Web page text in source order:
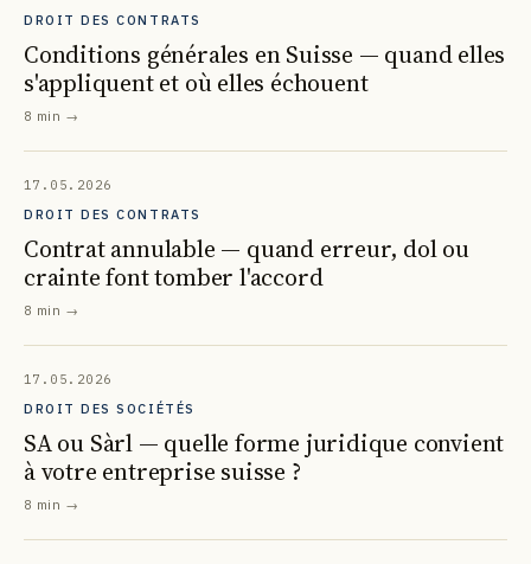
DROIT DES CONTRATS
Conditions générales en Suisse — quand elles
s'appliquent et où elles échouent
8 min →
17.05.2026
DROIT DES CONTRATS
Contrat annulable — quand erreur, dol ou
crainte font tomber l'accord
8 min →
17.05.2026
DROIT DES SOCIÉTÉS
SA ou Sàrl — quelle forme juridique convient
à votre entreprise suisse ?
8 min →